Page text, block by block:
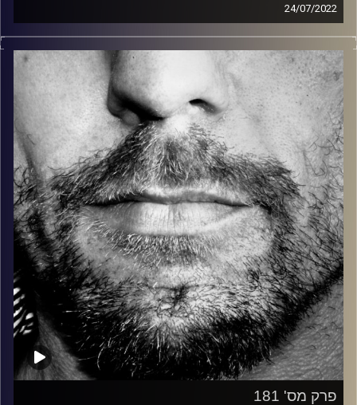
24/07/2022
זיפים, מוזיקה מחוספסת של הופעות חיות. הרבה ג'אם, רוק,
בלוז, bluegrass, ג'אז, Fאנק, פרוגרסיב ואפילו אלקטרוניקה.
כל מה שחי, אמיתי ונושם.
עם שמוליק רגב.
קרדיט תמונות: David Goehring
פרק מס' 181